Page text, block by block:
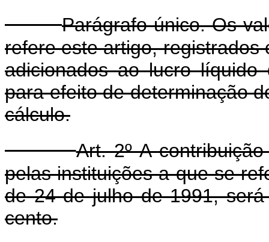
Parágrafo único. Os
refere este artigo,
adicionados ao lucro
para efeito de determinação
cálculo.
Art. 2º A
pelas instituições a que se
de 24 de julho de 1991,
cento.